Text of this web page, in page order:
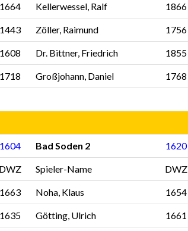
1664 Kellerwessel, Ralf 1866
1443 Zöller, Raimund 1756
1608 Dr. Bittner, Friedrich 1855
1718 Großjohann, Daniel 1768
1604 Bad Soden 2 1620
DWZ Spieler-Name DWZ
1663 Noha, Klaus 1654
1635 Götting, Ulrich 1661